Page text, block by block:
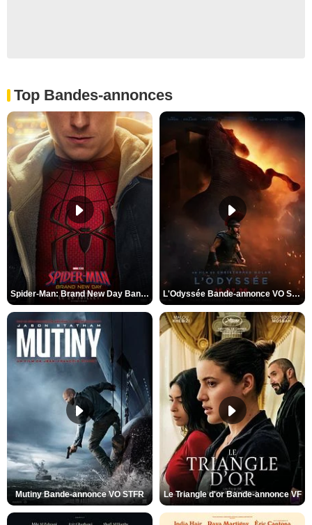
Top Bandes-annonces
Spider-Man: Brand New Day Bande-annonce VO STFR L'Odyssée Bande-annonce VO STFR
Mutiny Bande-annonce VO STFR Le Triangle d'or Bande-annonce VF